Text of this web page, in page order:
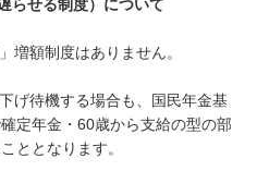
らせる制度）について
増額制度はありません。
げ待機する場合も、国民年金基
定年金・60歳から支給の型の部
ととなります。